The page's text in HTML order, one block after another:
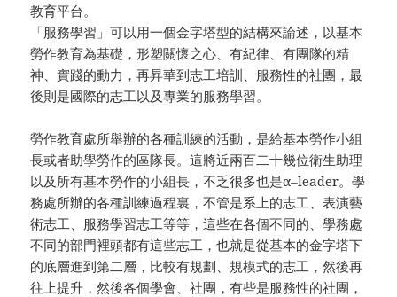
教育平台。
「服務學習」可以用一個金字塔型的結構來論述，以基本
勞作教育為基礎，形塑關懷之心、有紀律、有團隊的精
神、實踐的動力，再昇華到志工培訓、服務性的社團，最
後則是國際的志工以及專業的服務學習。
勞作教育處所舉辦的各種訓練的活動，是給基本勞作小組
長或者助學勞作的區隊長。這將近兩百二十幾位衛生助理
以及所有基本勞作的小組長，不乏很多也是α–leader。學
務處所辦的各種訓練過程裏，不管是系上的志工、表演藝
術志工、服務學習志工等等，這些在各個不同的、學務處
不同的部門裡頭都有這些志工，也就是從基本的金字塔下
的底層進到第二層，比較有規劃、規模式的志工，然後再
往上提升，然後各個學會、社團，有些是服務性的社團，